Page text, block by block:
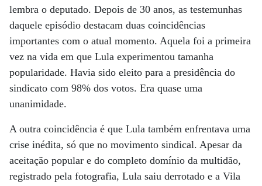
lembra o deputado. Depois de 30 anos, as testemunhas
daquele episódio destacam duas coincidências
importantes com o atual momento. Aquela foi a primeira
vez na vida em que Lula experimentou tamanha
popularidade. Havia sido eleito para a presidência do
sindicato com 98% dos votos. Era quase uma
unanimidade.
A outra coincidência é que Lula também enfrentava uma
crise inédita, só que no movimento sindical. Apesar da
aceitação popular e do completo domínio da multidão,
registrado pela fotografia, Lula saiu derrotado e a Vila